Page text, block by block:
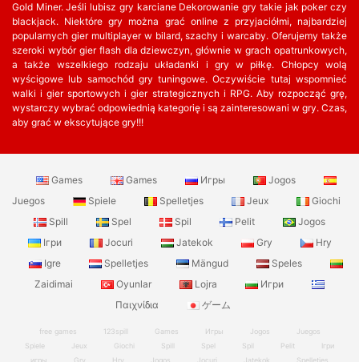
Gold Miner. Jeśli lubisz gry karciane Dekorowanie gry takie jak poker czy
blackjack. Niektóre gry można grać online z przyjaciółmi, najbardziej
popularnych gier multiplayer w bilard, szachy i warcaby. Oferujemy także
szeroki wybór gier flash dla dziewczyn, głównie w grach opatrunkowych,
a także wszelkiego rodzaju układanki i gry w piłkę. Chłopcy wolą
wyścigowe lub samochód gry tuningowe. Oczywiście tutaj wspomnieć
walki i gier sportowych i gier strategicznych i RPG. Aby rozpocząć grę,
wystarczy wybrać odpowiednią kategorię i są zainteresowani w gry. Czas,
aby grać w ekscytujące gry!!!
Games Games Игры
Jogos
Juegos
Spiele Spelletjes Jeux
Giochi
Spill
Spel Spil Pelit
Jogos
Ігри
Jocuri Jatekok Gry
Hry
Igre
Spelletjes Mängud
Speles
Zaidimai
Oyunlar Lojra
Игри
Παιχνίδια
ゲーム
free games 123spill Games Игры Jogos
Juegos
Spiele
Jeux Giochi Spill Spel Spil Pelit
Ігри
игры
Gry Hry Jogos Jocuri Jatekok Spelletjes